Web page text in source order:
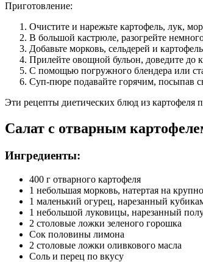
Приготовление:
Очистите и нарежьте картофель, лук,
В большой кастрюле, разогрейте
Добавьте морковь, сельдерей и
Прилейте овощной бульон, доведите до
С помощью погружного блендера или
Суп-пюре подавайте горячим, посыпав
Эти рецепты диетических блюд из картофеля
Салат с отварным
Ингредиенты:
400 г отварного картофеля
1 небольшая морковь, натертая на
1 маленький огурец, нарезанный
1 небольшой луковицы, нарезанный
2 столовые ложки зеленого горошка
Сок половины лимона
2 столовые ложки оливкового масла
Соль и перец по вкусу